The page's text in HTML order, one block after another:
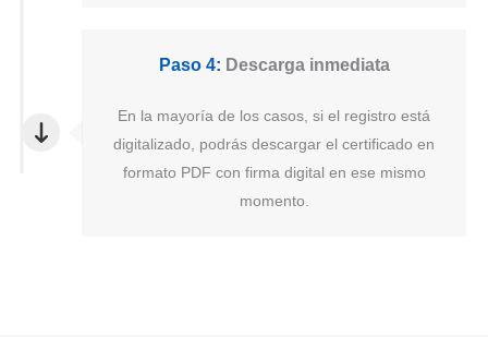
Paso 4: Descarga inmediata
En la mayoría de los casos, si el registro está
digitalizado, podrás descargar el certificado en
formato PDF con firma digital en ese mismo
momento.